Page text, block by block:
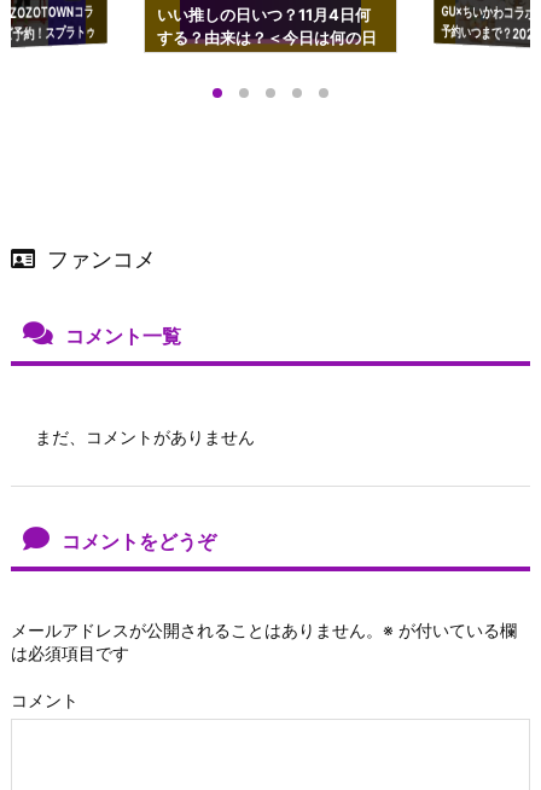
コラ
予約！スプラトゥ
ップも渋谷Hz
いい推しの日いつ？11月4日何
する？由来は？＜今日は何の日
GU×ちいかわコラ
予約いつまで？
ーチやショルダー
ファンコメ
コメント一覧
まだ、コメントがありません
コメントをどうぞ
メールアドレスが公開されることはありません。 ※ が付いている欄
は必須項目です
コメント